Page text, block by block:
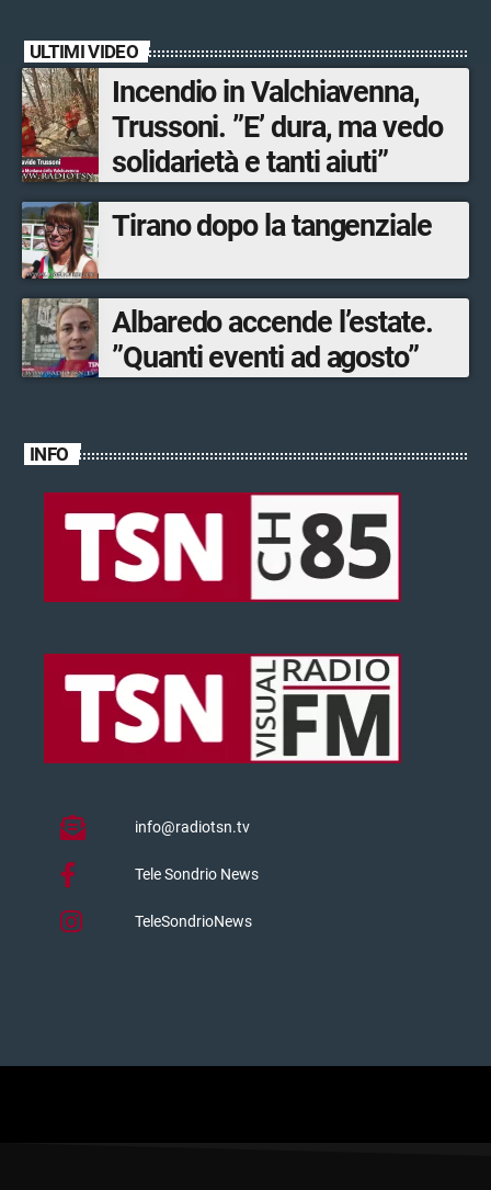
musica dal vivo
ULTIMI VIDEO
Incendio in Valchiavenna,
Trussoni. ”E’ dura, ma vedo
solidarietà e tanti aiuti”
Tirano dopo la tangenziale
Albaredo accende l’estate.
”Quanti eventi ad agosto”
INFO
info@radiotsn.tv
Tele Sondrio News
TeleSondrioNews